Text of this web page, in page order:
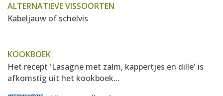
ALTERNATIEVE VISSOORTEN
Kabeljauw of schelvis
KOOKBOEK
Het recept 'Lasagne met zalm, kappertjes en dille' is
afkomstig uit het kookboek...